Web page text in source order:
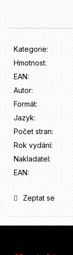
Kategorie:
Hmotnost:
EAN:
Autor:
Formát:
Jazyk:
Počet stran:
Rok vydání:
Nakladatel:
EAN:
Zeptat se
r
č
u
e
e